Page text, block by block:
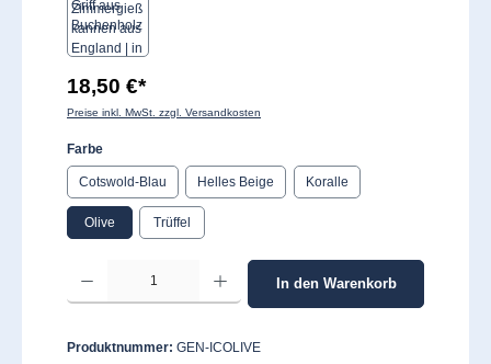
18,50 €*
Preise inkl. MwSt. zzgl. Versandkosten
Farbeauswählen
Cotswold-Blau Helles Beige Koralle
Olive Trüffel
Produkt Anzahl: Gib den gewünschten Wert ein oder benutze die Schaltflächen
In den Warenkorb
Produktnummer: GEN-ICOLIVE